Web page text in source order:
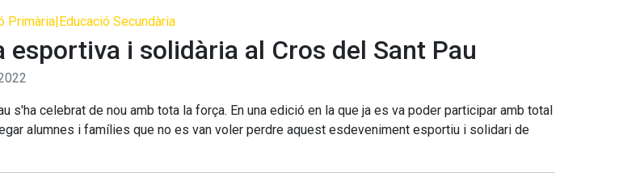
Primària|Educació Secundària
esportiva i solidària al Cros del Sant Pau
s'ha celebrat de nou amb tota la força. En una edició en la que ja es va poder participar amb total
alumnes i famílies que no es van voler perdre aquest esdeveniment esportiu i solidari de